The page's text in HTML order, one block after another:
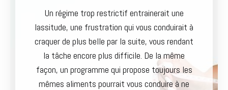
Un régime trop restrictif entrainerait une
lassitude, une frustration qui vous conduirait à
craquer de plus belle par la suite, vous rendant
la tâche encore plus difficile. De la même
façon, un programme qui propose toujours les
mêmes aliments pourrait vous conduire à ne